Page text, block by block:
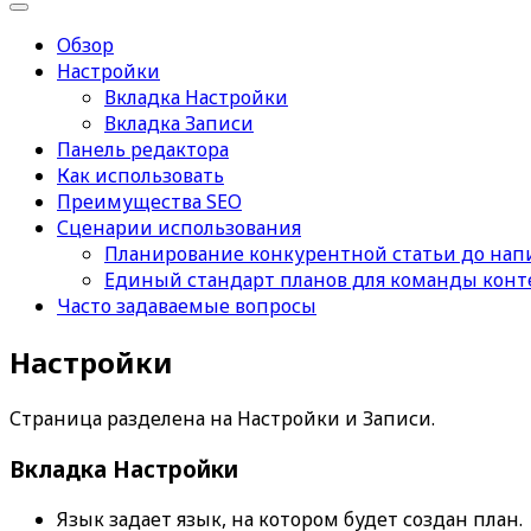
Обзор
Настройки
Вкладка Настройки
Вкладка Записи
Панель редактора
Как использовать
Преимущества SEO
Сценарии использования
Планирование конкурентной статьи до
Единый стандарт планов для команды
Часто задаваемые вопросы
Настройки
Страница разделена на Настройки и Записи.
Вкладка Настройки
Языкзадает язык, на котором будет создан план.